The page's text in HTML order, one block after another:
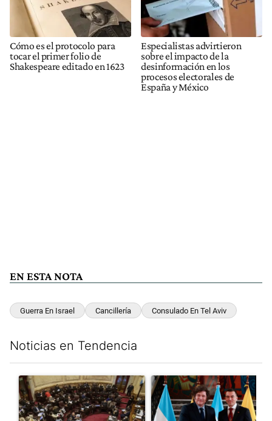
Cómo es el protocolo para
tocar el primer folio de
Shakespeare editado en 1623
Especialistas advirtieron
sobre el impacto de la
desinformación en los
procesos electorales de
España y México
EN ESTA NOTA
Guerra En Israel Cancillería Consulado En Tel Aviv
Noticias en Tendencia
Un artículo de tendencia con el título "El Senado dio media
Un artículo de tendencia con